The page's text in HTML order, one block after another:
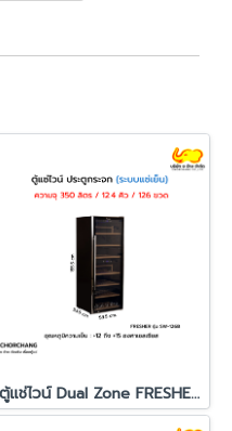
ตู้แช่ไวน์ Dual Zone FRESHER รุ่น SW-126B